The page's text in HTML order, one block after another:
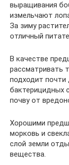
выращивания
измельчают
За зиму
отличный
В качестве
рассматривать
подходит
бактерицидных
почву от
Хорошими
морковь и
слой земли
вещества.